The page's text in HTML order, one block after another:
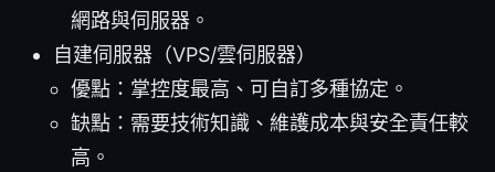
網路與伺服器。
自建伺服器（VPS/雲伺服器）
優點：掌控度最高、可自訂多種協定。
缺點：需要技術知識、維護成本與安全責任較
高。